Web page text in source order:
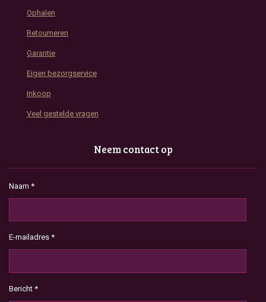
Ophalen
Retourneren
Garantie
Eigen bezorgservice
Inkoop
Veel gestelde vragen
Neem contact op
Naam *
E-mailadres *
Bericht *